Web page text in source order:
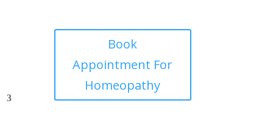
Book
Appointment For
Homeopathy